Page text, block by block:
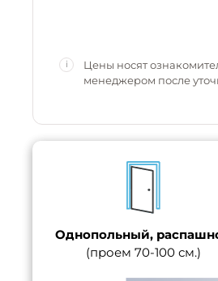
i
Цены носят
менеджером после
Однопольный,
(проем 70-100 см.)